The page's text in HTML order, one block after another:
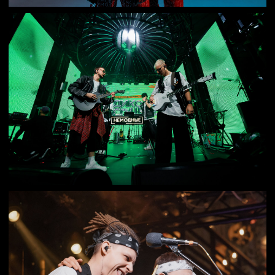
Быстро
раскачивают
зал
Без долгого разгона и неловкого
старта. Гости узнают треки,
подхватывают припевы
и втягиваются в вечер почти сразу.